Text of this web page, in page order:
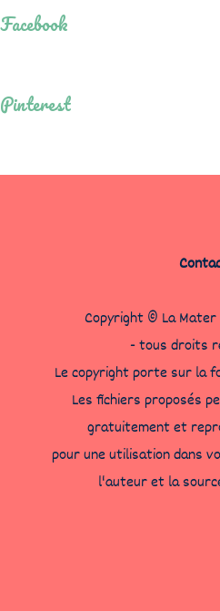
Facebook
Pinterest
Copyright © La Mater
- tous droits
Le copyright porte sur la
Les fichiers proposés
gratuitement et
pour une utilisation dans
l'auteur et la